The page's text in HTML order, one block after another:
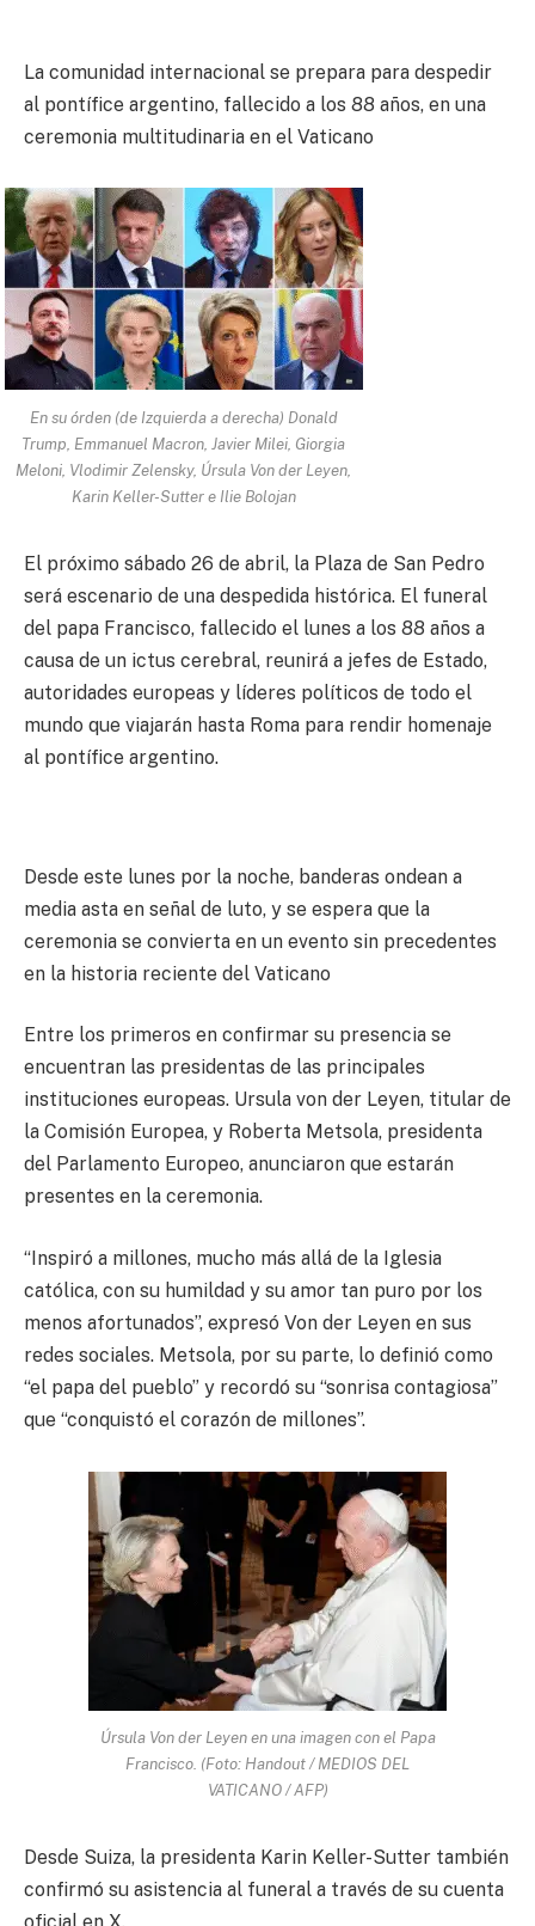
La comunidad internacional se prepara para despedir
al pontífice argentino, fallecido a los 88 años, en una
ceremonia multitudinaria en el Vaticano
En su órden (de Izquierda a derecha) Donald
Trump, Emmanuel Macron, Javier Milei, Giorgia
Meloni, Vlodimir Zelensky, Úrsula Von der Leyen,
Karin Keller-Sutter e Ilie Bolojan
El próximo sábado 26 de abril, la Plaza de San Pedro
será escenario de una despedida histórica. El funeral
del papa Francisco, fallecido el lunes a los 88 años a
causa de un ictus cerebral, reunirá a jefes de Estado,
autoridades europeas y líderes políticos de todo el
mundo que viajarán hasta Roma para rendir homenaje
al pontífice argentino.
Desde este lunes por la noche, banderas ondean a
media asta en señal de luto, y se espera que la
ceremonia se convierta en un evento sin precedentes
en la historia reciente del Vaticano
Entre los primeros en confirmar su presencia se
encuentran las presidentas de las principales
instituciones europeas. Ursula von der Leyen, titular de
la Comisión Europea, y Roberta Metsola, presidenta
del Parlamento Europeo, anunciaron que estarán
presentes en la ceremonia.
“Inspiró a millones, mucho más allá de la Iglesia
católica, con su humildad y su amor tan puro por los
menos afortunados”, expresó Von der Leyen en sus
redes sociales. Metsola, por su parte, lo definió como
“el papa del pueblo” y recordó su “sonrisa contagiosa”
que “conquistó el corazón de millones”.
Úrsula Von der Leyen en una imagen con el Papa
Francisco. (Foto: Handout / MEDIOS DEL
VATICANO / AFP)
Desde Suiza, la presidenta Karin Keller-Sutter también
confirmó su asistencia al funeral a través de su cuenta